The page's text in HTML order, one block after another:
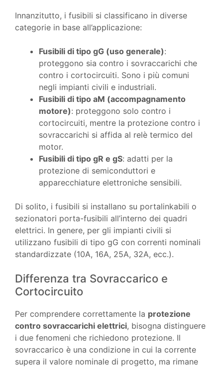
Innanzitutto, i fusibili si classificano in diverse
categorie in base all’applicazione:
Fusibili di tipo gG (uso generale):
proteggono sia contro i sovraccarichi che
contro i cortocircuiti. Sono i più comuni
negli impianti civili e industriali.
Fusibili di tipo aM (accompagnamento
motore): proteggono solo contro i
cortocircuiti, mentre la protezione contro i
sovraccarichi si affida al relè termico del
motor.
Fusibili di tipo gR e gS: adatti per la
protezione di semiconduttori e
apparecchiature elettroniche sensibili.
Di solito, i fusibili si installano su portalinkabili o
sezionatori porta-fusibili all’interno dei quadri
elettrici. In genere, per gli impianti civili si
utilizzano fusibili di tipo gG con correnti nominali
standardizzate (10A, 16A, 25A, 32A, ecc.).
Differenza tra Sovraccarico e
Cortocircuito
Per comprendere correttamente la protezione
contro sovraccarichi elettrici, bisogna distinguere
i due fenomeni che richiedono protezione. Il
sovraccarico è una condizione in cui la corrente
supera il valore nominale di progetto, ma rimane